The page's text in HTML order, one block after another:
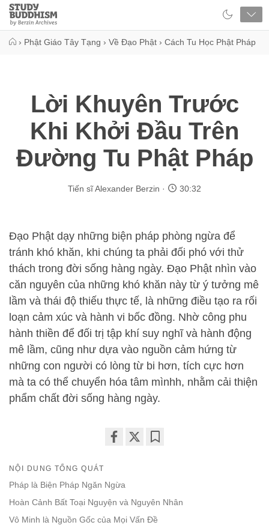
Close
Study
Buddhism
› Phật Giáo Tây Tạng › Về Đạo Phật › Cách Tu Học Phật Pháp
Lời Khuyên Trước
Khi Khởi Đầu Trên
Đường Tu Phật Pháp
Tiến sĩ Alexander Berzin 30:32
Đạo Phật dạy những biện pháp phòng ngừa để
tránh khó khăn, khi chúng ta phải đối phó với thử
thách trong đời sống hàng ngày. Đạo Phật nhìn vào
căn nguyên của những khó khăn này từ ý tưởng mê
lầm và thái độ thiếu thực tế, là những điều tạo ra rối
loạn cảm xúc và hành vi bốc đồng. Nhờ công phu
hành thiền để đối trị tập khí suy nghĩ và hành động
mê lầm, cũng như dựa vào nguồn cảm hứng từ
những con người có lòng từ bi hơn, tích cực hơn
mà ta có thể chuyển hóa tâm mìnhh, nhằm cải thiện
phẩm chất đời sống hàng ngày.
facebook
NỘI DUNG TỔNG QUÁT
Pháp là Biện Pháp Ngăn Ngừa
Hoàn Cảnh Bất Toại Nguyện và Nguyên Nhân
Vô Minh là Nguồn Gốc của Mọi Vấn Đề